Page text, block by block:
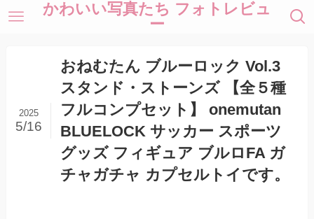
かわいい写真たち フォトレビュ
ー
おねむたん ブルーロック Vol.3
スタンド・ストーンズ 【全５種
フルコンプセット】 onemutan
BLUELOCK サッカー スポーツ
グッズ フィギュア ブルロFA ガ
チャガチャ カプセルトイです。
2025
5/16